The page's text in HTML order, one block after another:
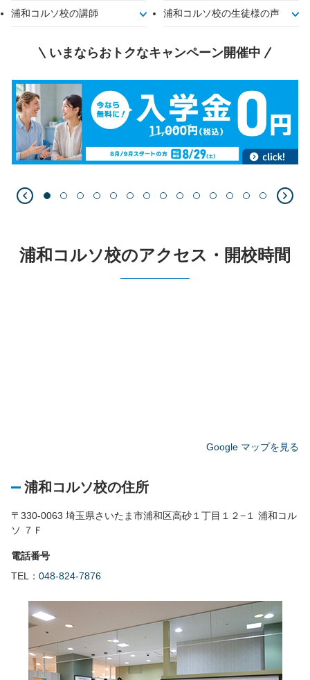
浦和コルソ校の講師 浦和コルソ校の生徒様の声
いまならおトクなキャンペーン開催中
浦和コルソ校のアクセス・開校時間
Google マップを見る
浦和コルソ校の住所
〒330-0063 埼玉県さいたま市浦和区高砂１丁目１２−１ 浦和コル
ソ ７Ｆ
電話番号
TEL： 048-824-7876